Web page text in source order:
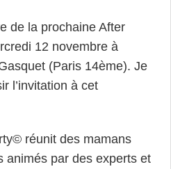
de la prochaine After
12 novembre à
(Paris 14ème). Je
l’invitation à cet
réunit des mamans
animés par des experts et